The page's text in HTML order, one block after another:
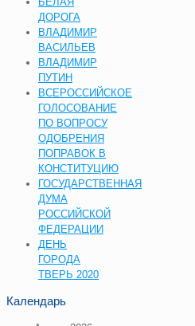
ДОРОГА
ВЛАДИМИР
ВАСИЛЬЕВ
ВЛАДИМИР
ПУТИН
ВСЕРОССИЙСКОЕ
ГОЛОСОВАНИЕ
ПО ВОПРОСУ
ОДОБРЕНИЯ
ПОПРАВОК В
КОНСТИТУЦИЮ
ГОСУДАРСТВЕННАЯ
ДУМА
РОССИЙСКОЙ
ФЕДЕРАЦИИ
ДЕНЬ
ГОРОДА
ТВЕРЬ 2020
Календарь